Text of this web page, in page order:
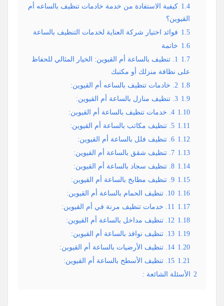
1.4 كيفية الاستفادة من خدمة خادمات تنظيف بالساعه أم
القيوين؟
1.5 فوائد اختيار شركة العناية لخدمات التنظيف بالساعة
1.6 خاتمة
1.7
1. تنظيف بالساعة أم القيوين: الخيار المثالي للحفاظ
على نظافة منزلك أو مكتبك
1.8 2. خادمات تنظيف بالساعه أم القيوين:
1.9 3. تنظيف منازل بالساعة أم القيوين:
1.10 4. خدمات تنظيف بالساعة أم القيوين:
1.11 5. تنظيف مكاتب بالساعة أم القيوين:
1.12 6. تنظيف فلل بالساعة أم القيوين:
1.13 7. تنظيف شقق بالساعة أم القيوين:
1.14 8. تنظيف سجاد بالساعة أم القيوين:
1.15 9. تنظيف مطابخ بالساعة أم القيوين:
1.16 10. تنظيف الحمام بالساعة أم القيوين:
1.17 11. خدمات تنظيف مرنة في أم القيوين:
1.18 12. تنظيف مداخل بالساعة أم القيوين:
1.19 13. تنظيف نوافذ بالساعة أم القيوين:
1.20 14. تنظيف الأرضيات بالساعة أم القيوين:
1.21 15. تنظيف الأسطح بالساعة أم القيوين:
2 الأسئلة الشائعة :